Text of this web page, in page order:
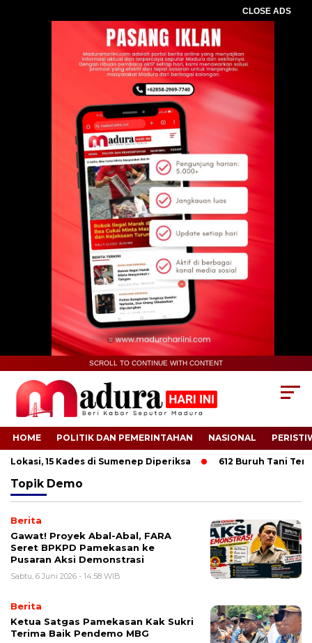
CLOSE ADS
SCROLL TO CONTINUE WITH CONTENT
HOME POLITIK DAN PEMERINTAHAN NASIONAL
15 Kades di Sumenep Diperiksa 612 Buruh Tani
Topik Demo
Berita
Gawat! Proyek Abal-Abal, FARA
Seret BPKPD Pamekasan ke
Pusaran Aksi Demonstrasi
Sabtu, 6 Juni 2026 - 14:58 WIB
Berita
Ketua Satgas Pamekasan Kak Sukri
Terima Baik Pendemo MBG